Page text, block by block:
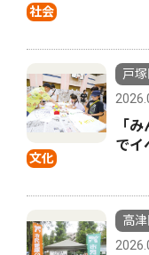
社会
文化
戸
「
でイ
高